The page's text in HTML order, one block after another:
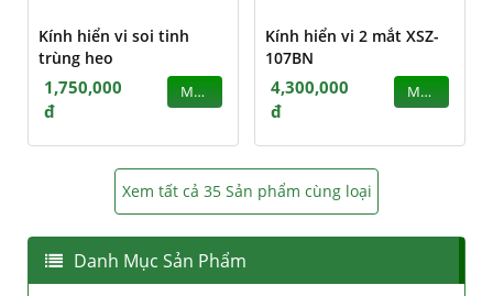
Kính hiển vi soi tinh
trùng heo
1,750,000
đ
MUA
Kính hiển vi 2 mắt XSZ-
107BN
4,300,000
đ
MUA
Xem tất cả 35 Sản phẩm cùng loại
Danh Mục Sản Phẩm